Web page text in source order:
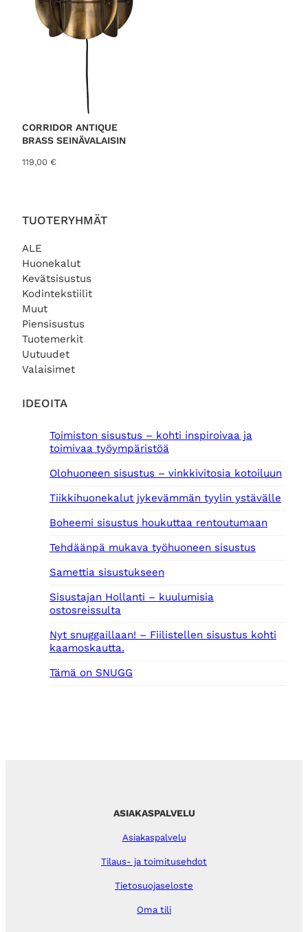
TUOTERYHMÄT
ALE
Huonekalut
Kevätsisustus
Kodintekstiilit
Muut
Piensisustus
Tuotemerkit
Uutuudet
Valaisimet
IDEOITA
Toimiston sisustus – kohti inspiroivaa ja
toimivaa työympäristöä
Olohuoneen sisustus – vinkkivitosia kotoiluun
Tiikkihuonekalut jykevämmän tyylin ystävälle
Boheemi sisustus houkuttaa rentoutumaan
Tehdäänpä mukava työhuoneen sisustus
Samettia sisustukseen
Sisustajan Hollanti – kuulumisia
ostosreissulta
Nyt snuggaillaan! – Fiilistellen sisustus kohti
kaamoskautta.
Tämä on SNUGG
CORRIDOR ANTIQUE
BRASS SEINÄVALAISIN
119,00 €
ASIAKASPALVELU
Asiakaspalvelu
Tilaus- ja toimitusehdot
Tietosuojaseloste
Oma tili